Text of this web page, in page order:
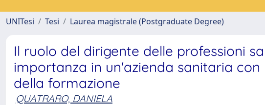
UNITesi
Tesi Laurea magistrale (Postgraduate Degree)
Il ruolo del dirigente delle professioni
importanza in un'azienda sanitaria
della formazione
QUATRARO, DANIELA